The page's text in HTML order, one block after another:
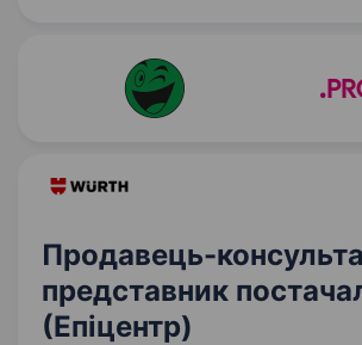
Продавець-
представник
(Епіцентр)